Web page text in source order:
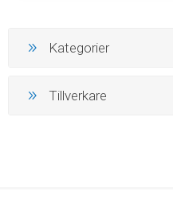
Kategorier
Tillverkare